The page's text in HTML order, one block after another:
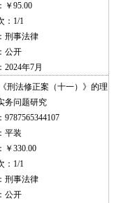
￥95.00
：1/1
刑事法律
公开
2024年7月
刑法修正案（十一）》的理
务问题研究
9787565344107
平装
￥330.00
：1/1
刑事法律
公开